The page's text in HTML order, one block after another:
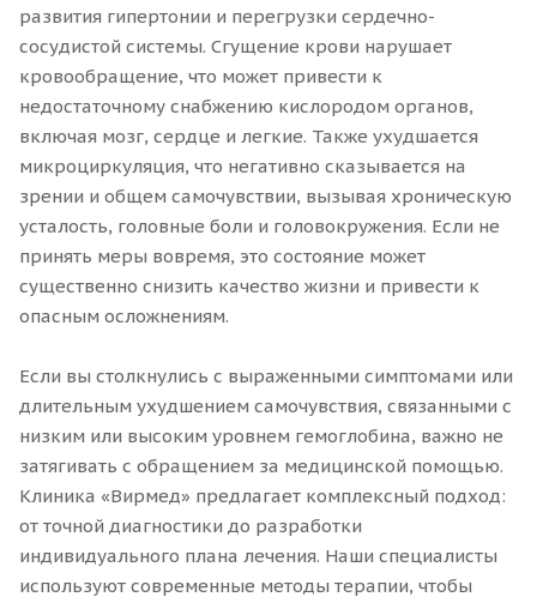
развития гипертонии и перегрузки сердечно-
сосудистой системы. Сгущение крови нарушает
кровообращение, что может привести к
недостаточному снабжению кислородом органов,
включая мозг, сердце и легкие. Также ухудшается
микроциркуляция, что негативно сказывается на
зрении и общем самочувствии, вызывая хроническую
усталость, головные боли и головокружения. Если не
принять меры вовремя, это состояние может
существенно снизить качество жизни и привести к
опасным осложнениям.
Если вы столкнулись с выраженными симптомами или
длительным ухудшением самочувствия, связанными с
низким или высоким уровнем гемоглобина, важно не
затягивать с обращением за медицинской помощью.
Клиника «Вирмед» предлагает комплексный подход:
от точной диагностики до разработки
индивидуального плана лечения. Наши специалисты
используют современные методы терапии, чтобы